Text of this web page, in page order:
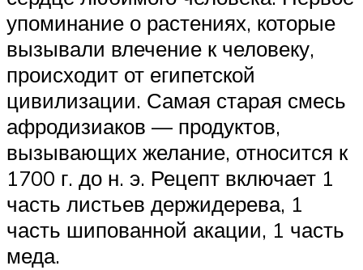
упоминание о растениях, которые
вызывали влечение к человеку,
происходит от египетской
цивилизации. Самая старая смесь
афродизиаков — продуктов,
вызывающих желание, относится к
1700 г. до н. э. Рецепт включает 1
часть листьев держидерева, 1
часть шипованной акации, 1 часть
меда.